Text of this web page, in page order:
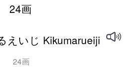
24画
えいじ Kikumarueiji
24画